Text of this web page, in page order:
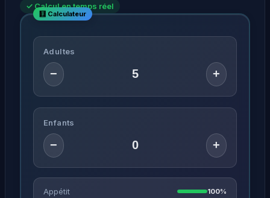
✓ Calcul en temps réel
Adultes
− +
Enfants
− +
Appétit 100%